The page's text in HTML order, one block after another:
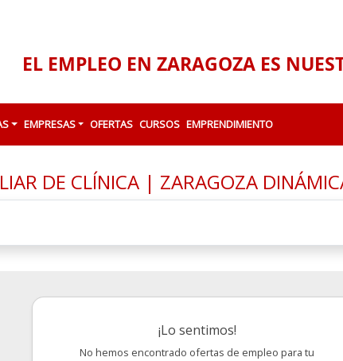
EL EMPLEO EN ZARAGOZA ES
EMPRESAS OFERTAS CURSOS EMPRENDIMIENTO
DE CLÍNICA | ZARAGOZA
¡Lo sentimos!
No hemos encontrado ofertas de empleo para tu